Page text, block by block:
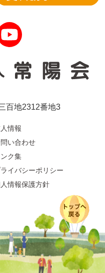
百地2312番地3
情報
い合わせ
ンク集
イバシーポリシー
情報保護方針